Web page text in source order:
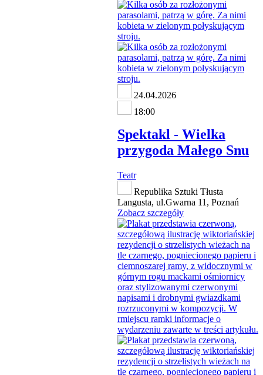
24.04.2026
18:00
Spektakl - Wielka
przygoda Małego Snu
Teatr
Republika Sztuki Tłusta
Langusta, ul.Gwarna 11, Poznań
Zobacz szczegóły